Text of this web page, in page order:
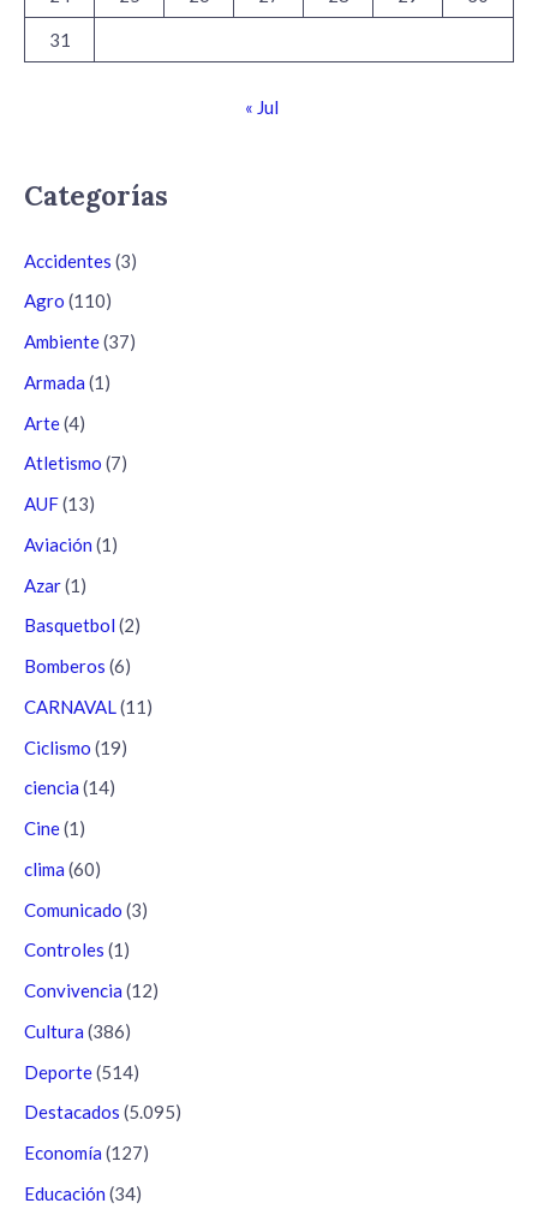
31
« Jul
Categorías
Accidentes (3)
Agro (110)
Ambiente(37)
Armada (1)
Arte(4)
Atletismo (7)
AUF(13)
Aviación (1)
Azar(1)
Basquetbol (2)
Bomberos (6)
CARNAVAL(11)
Ciclismo (19)
ciencia (14)
Cine(1)
clima (60)
Comunicado (3)
Controles (1)
Convivencia (12)
Cultura (386)
Deporte(514)
Destacados (5.095)
Economía (127)
Educación (34)